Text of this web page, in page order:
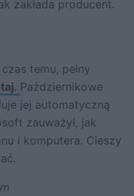
zakłada producent.
temu, pełny
Październikowe
jej automatyczną
zauważył, jak
i komputera. Cieszy